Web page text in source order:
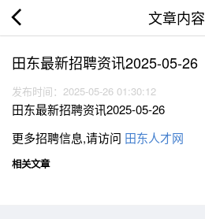
文章内容
田东最新招聘资讯2025-05-26
发布时间：2025-05-26 01:30:12
田东最新招聘资讯2025-05-26
更多招聘信息,请访问 田东人才网
相关文章